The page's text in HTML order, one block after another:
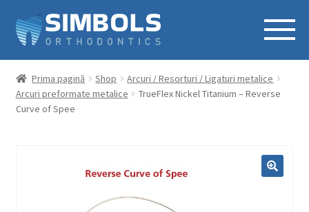
Prima pagină Shop
Arcuri / Resorturi / Ligaturi metalice
Arcuri preformate metalice
TrueFlex Nickel Titanium – Reverse
Curve of Spee